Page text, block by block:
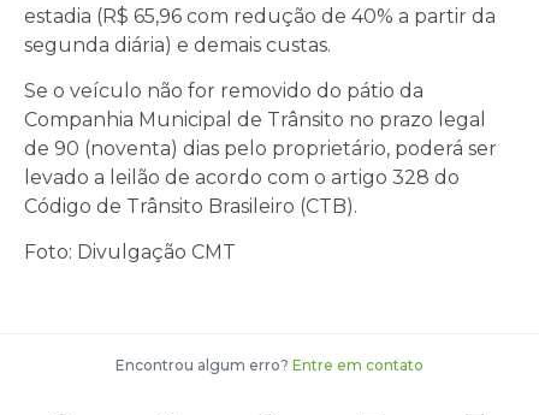
estadia (R$ 65,96 com redução de 40% a partir da
segunda diária) e demais custas.
Se o veículo não for removido do pátio da
Companhia Municipal de Trânsito no prazo legal
de 90 (noventa) dias pelo proprietário, poderá ser
levado a leilão de acordo com o artigo 328 do
Código de Trânsito Brasileiro (CTB).
Foto: Divulgação CMT
Encontrou algum erro? Entre em contato